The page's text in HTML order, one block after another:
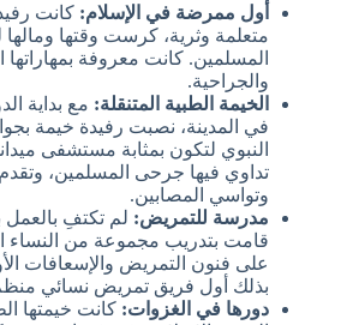
أول ممرضة في الإسلام: كانت
متعلمة وثرية، كرست وقتها ومالها
المسلمين. كانت معروفة بمهاراتها
والجراحية.
الخيمة الطبية المتنقلة: مع بداية
في المدينة، نصبت رفيدة خيمة
النبوي لتكون بمثابة مستشفى
تداوي فيها جرحى المسلمين، وتقدم
وتواسي المصابين.
مدرسة للتمريض: لم تكتفِ بالعمل
قامت بتدريب مجموعة من النساء
على فنون التمريض والإسعافات
بذلك أول فريق تمريض نسائي
دورها في الغزوات: كانت خيمتها